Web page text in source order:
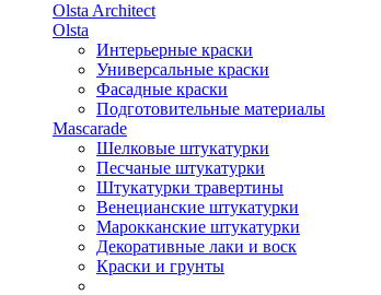
Olsta Architect
Olsta
Интерьерные краски
Универсальные краски
Фасадные краски
Подготовительные материалы
Mascarade
Шелковые штукатурки
Песчаные штукатурки
Штукатурки травертины
Венецианские штукатурки
Марокканские штукатурки
Декоративные лаки и воск
Краски и грунты